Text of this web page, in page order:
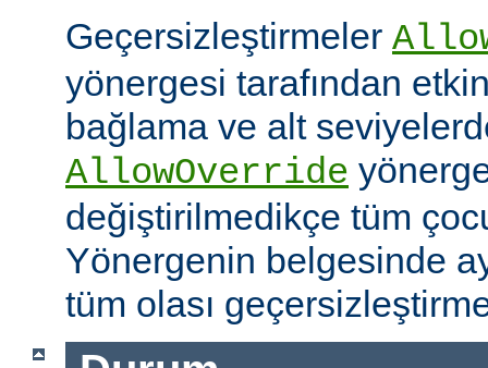
Geçersizleştirmeler
yönergesi tarafından
bağlama ve alt
AllowOverride
değiştirilmedikçe tüm
Yönergenin belgesinde
tüm olası